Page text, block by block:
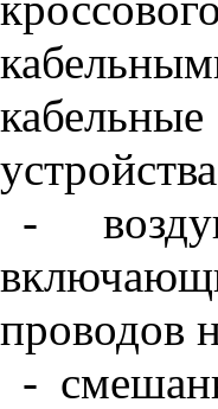
-
проводов
-